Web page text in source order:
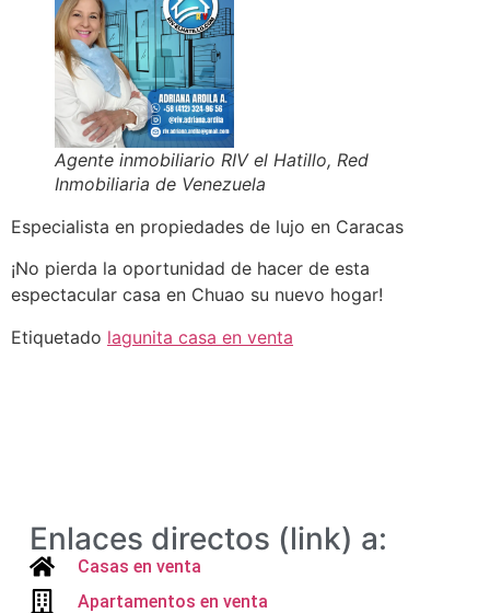
Agente inmobiliario RIV el Hatillo, Red
Inmobiliaria de Venezuela
Especialista en propiedades de lujo en Caracas
¡No pierda la oportunidad de hacer de esta
espectacular casa en Chuao su nuevo hogar!
Etiquetado lagunita casa en venta
Enlaces directos (link) a:
Casas en venta
Apartamentos en venta